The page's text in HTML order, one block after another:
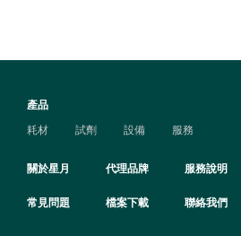
產品
耗材
試劑 設備 服務
關於星月 代理品牌 服務說明
常見問題 檔案下載 聯絡我們